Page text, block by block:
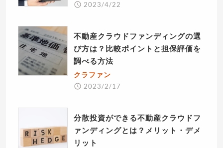
2023/4/22
不動産クラウドファンディングの選
び方は？比較ポイントと担保評価を
調べる方法
クラファン
2023/2/17
分散投資ができる不動産クラウドフ
ァンディングとは？メリット・デメ
リット